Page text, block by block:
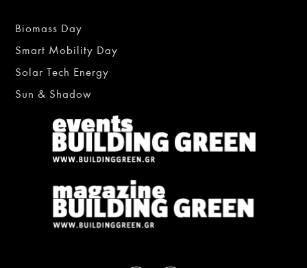
Biomass Day
Smart Mobility Day
Solar Tech Energy
Sun & Shadow